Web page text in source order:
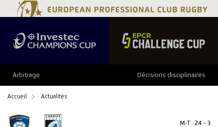
Arbitrage Décisions disciplinaires
Accueil Actualités
M-T 24 - 3
48 3